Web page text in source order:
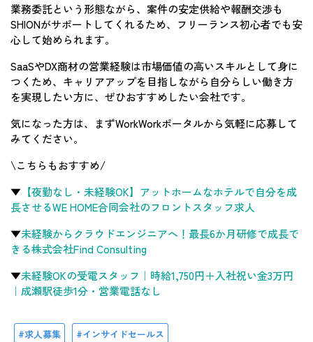
業務委託という形態ながら、案件の安定供給や報酬交渉も
SHIONがサポートしてくれるため、フリーランス初心者でも安
心して始められます。
SaaSやDX商材の営業経験は市場価値の高いスキルとして身に
つくため、キャリアアップを目指しながら自分らしい働き方
を実現したい方に、ぜひおすすめしたい会社です。
気になった方は、まずWorkWorkポータルから気軽に応募して
みてください。
\こちらもおすすめ/
▼ 【夜勤なし・未経験OK】アットホームなホテルで自分を成
長させるWE HOME合同会社のフロントスタッフ求人
▼未経験からクラウドエンジニアへ！最長6か月研修で成長で
きる株式会社Find Consulting
▼未経験OKの受電スタッフ｜時給1,750円＋入社祝い金3万円
｜成瀬駅徒歩1分・営業電話なし
求人募集 インサイドセールス